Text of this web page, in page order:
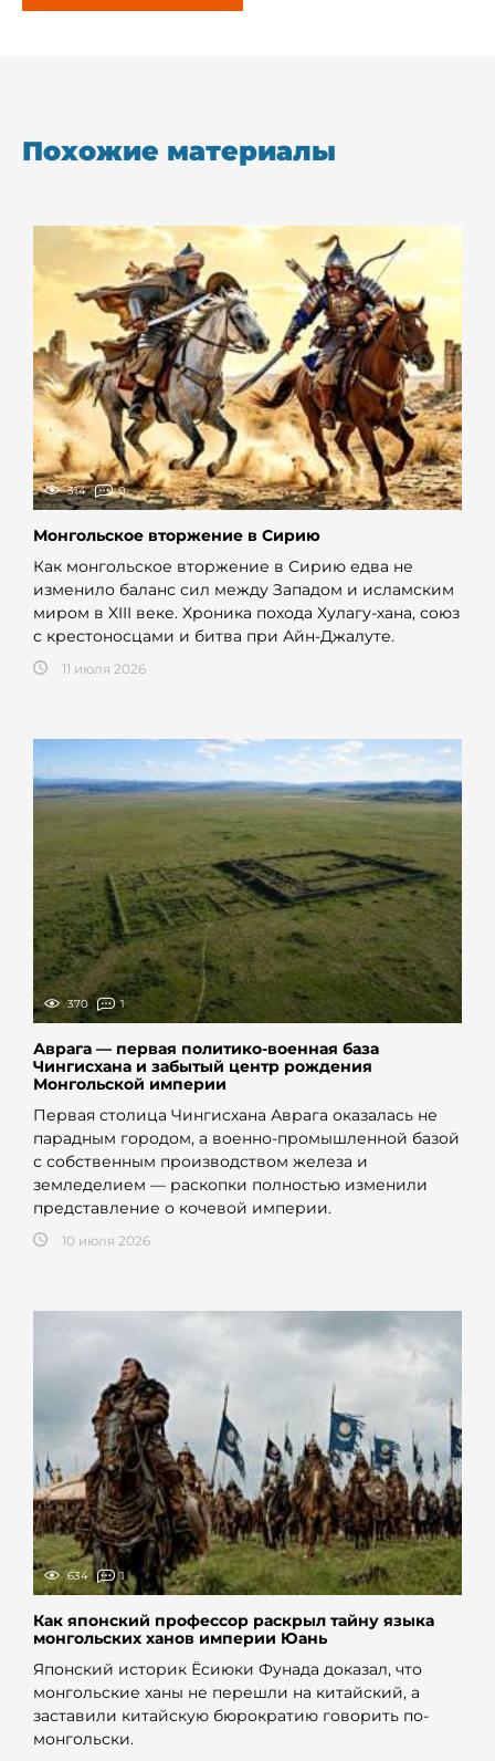
Похожие материалы
314 0
Монгольское вторжение в Сирию
Как монгольское вторжение в Сирию едва не
изменило баланс сил между Западом и исламским
миром в XIII веке. Хроника похода Хулагу-хана, союз
с крестоносцами и битва при Айн-Джалуте.
11 июля 2026
370 1
Аврага — первая политико-военная база
Чингисхана и забытый центр рождения
Монгольской империи
Первая столица Чингисхана Аврага оказалась не
парадным городом, а военно-промышленной базой
с собственным производством железа и
земледелием — раскопки полностью изменили
представление о кочевой империи.
10 июля 2026
634 1
Как японский профессор раскрыл тайну языка
монгольских ханов империи Юань
Японский историк Ёсиюки Фунада доказал, что
монгольские ханы не перешли на китайский, а
заставили китайскую бюрократию говорить по-
монгольски.